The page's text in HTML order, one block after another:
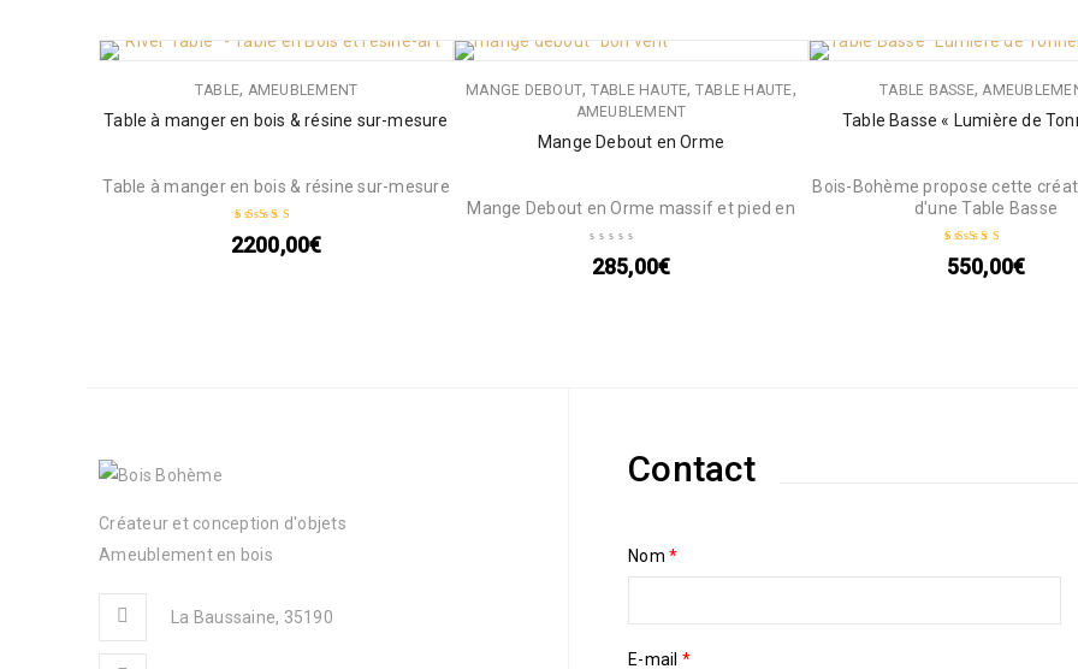
TABLE, AMEUBLEMENT
Table à manger en bois & résine sur-mesure
Table à manger en bois & résine sur-mesure
Note5.00sur 5
2200,00€
MANGE DEBOUT, TABLE HAUTE, TABLE HAUTE,
AMEUBLEMENT
Mange Debout en Orme
Mange Debout en Orme massif et pied en
285,00€
TABLE BASSE,
Table Basse « Lumière de
Bois-Bohème propose cette
d'une Table Basse
Note5.00sur 5
550,00€
Créateur et conception d'objets
Ameublement en bois
La Baussaine, 35190
Contact
Nom *
E-mail *